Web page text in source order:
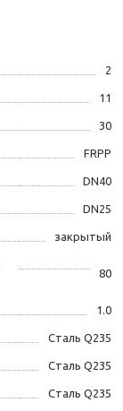
2
11
30
FRPP
DN40
DN25
закрытый
80
1.0
Сталь Q235
Сталь Q235
Сталь Q235